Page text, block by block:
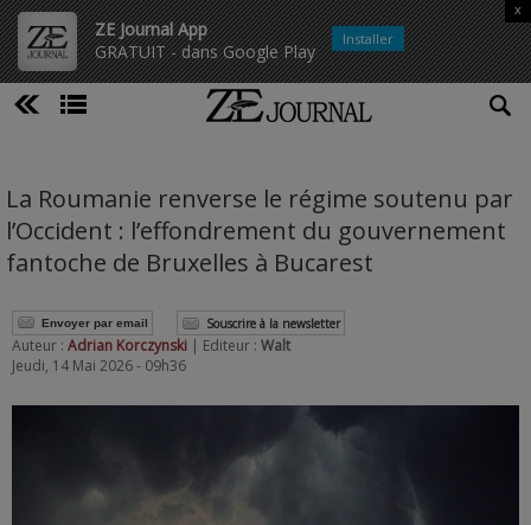
ZE Journal App
GRATUIT - dans Google Play
x
Installer
La Roumanie renverse le régime soutenu par
l’Occident : l’effondrement du gouvernement
fantoche de Bruxelles à Bucarest
Envoyer par email Souscrire à la newsletter
Auteur : Adrian Korczynski | Editeur : Walt
Jeudi, 14 Mai 2026 - 09h36